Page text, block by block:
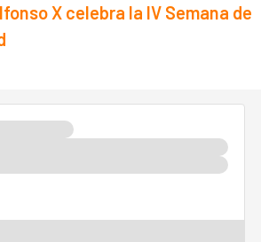
X celebra la IV Semana de